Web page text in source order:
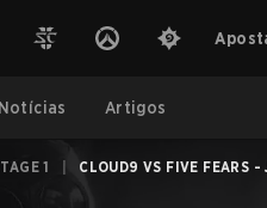
Notícias Artigos
1 CLOUD9 VS FIVE FEARS